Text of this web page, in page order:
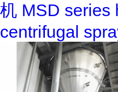
机 MSD series
centrifugal